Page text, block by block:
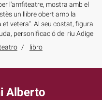
l'amfiteatre, mostra amb el
un llibre obert amb la
et vetera". Al seu costat, figura
personificació del riu Adige
libro
Alberto